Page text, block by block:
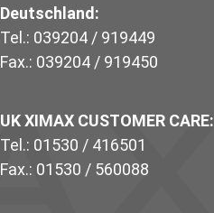
Deutschland:
Tel.: 039204 / 919449
Fax.: 039204 / 919450
UK XIMAX CUSTOMER CARE:
Tel.: 01530 / 416501
Fax.: 01530 / 560088